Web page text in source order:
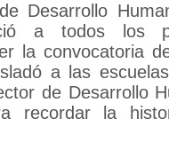
Desarrollo
a todos los
la convocatoria
a las
de Desarrollo
recordar la